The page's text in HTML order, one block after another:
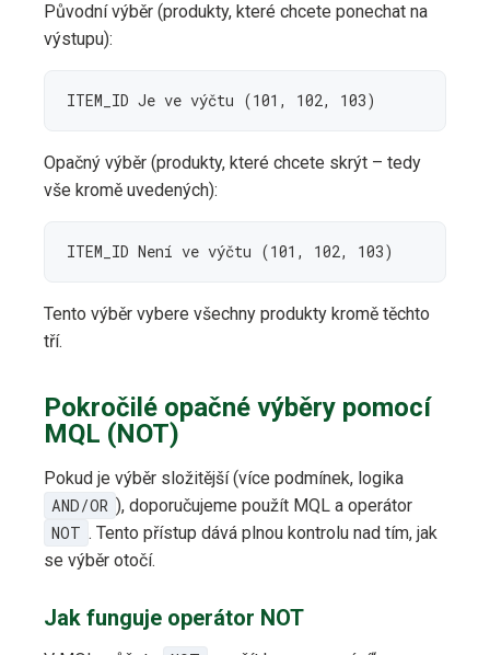
Původní výběr (produkty, které chcete ponechat na
výstupu):
ITEM_ID Je ve výčtu (101, 102, 103)
Opačný výběr (produkty, které chcete skrýt – tedy
vše kromě uvedených):
ITEM_ID Není ve výčtu (101, 102, 103)
Tento výběr vybere všechny produkty kromě těchto
tří.
Pokročilé opačné výběry pomocí
MQL (NOT)
Pokud je výběr složitější (více podmínek, logika
AND/OR ), doporučujeme použít MQL a operátor
NOT . Tento přístup dává plnou kontrolu nad tím, jak
se výběr otočí.
Jak funguje operátor NOT